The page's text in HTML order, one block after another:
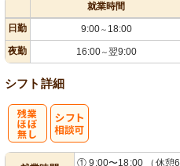
就業時間
日勤
9:00～ 18:00
夜勤 16:00～翌9:00
シフト詳細
① 9:00〜18:00 （休憩